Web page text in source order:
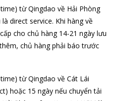
từ Qingdao về Hải Phòng
direct service. Khi hàng về
cho chủ hàng 14-21 ngày lưu
chủ hàng phải báo trước
từ Qingdao về Cát Lái
hoặc 15 ngày nếu chuyển tải